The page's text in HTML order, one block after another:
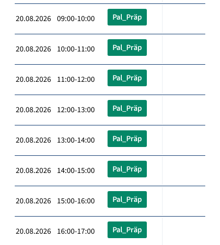
20.08.2026 09:00-10:00 Pal_Präp
20.08.2026 10:00-11:00 Pal_Präp
20.08.2026 11:00-12:00 Pal_Präp
20.08.2026 12:00-13:00 Pal_Präp
20.08.2026 13:00-14:00 Pal_Präp
20.08.2026 14:00-15:00 Pal_Präp
20.08.2026 15:00-16:00 Pal_Präp
20.08.2026 16:00-17:00 Pal_Präp